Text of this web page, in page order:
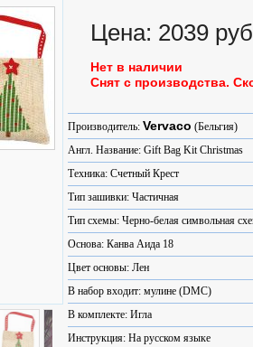
Цена: 2039
Нет в наличии
Снят с производства.
Производитель: Vervaco (Бельгия)
Англ. Название: Gift Bag Kit Christmas
Техника: Счетный Крест
Тип зашивки: Частичная
Тип схемы: Черно-белая символьная
Основа: Канва Аида 18
Цвет основы: Лен
В набор входит: мулине (DMC)
В комплекте: Игла
Инструкция: На русском языке